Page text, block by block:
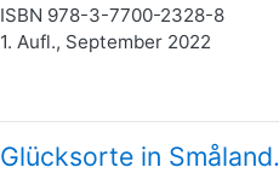
ISBN 978-3-7700-2328-8
1. Aufl., September 2022
Glücksorte in